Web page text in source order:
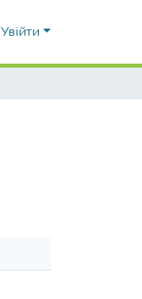
Увійти